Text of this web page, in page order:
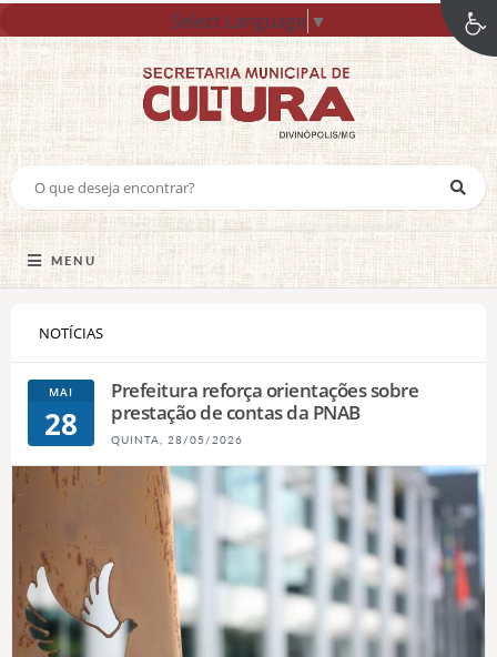
Select Language ▼
MENU
NOTÍCIAS
MAI
28
Prefeitura reforça orientações sobre
prestação de contas da PNAB
QUINTA, 28/05/2026